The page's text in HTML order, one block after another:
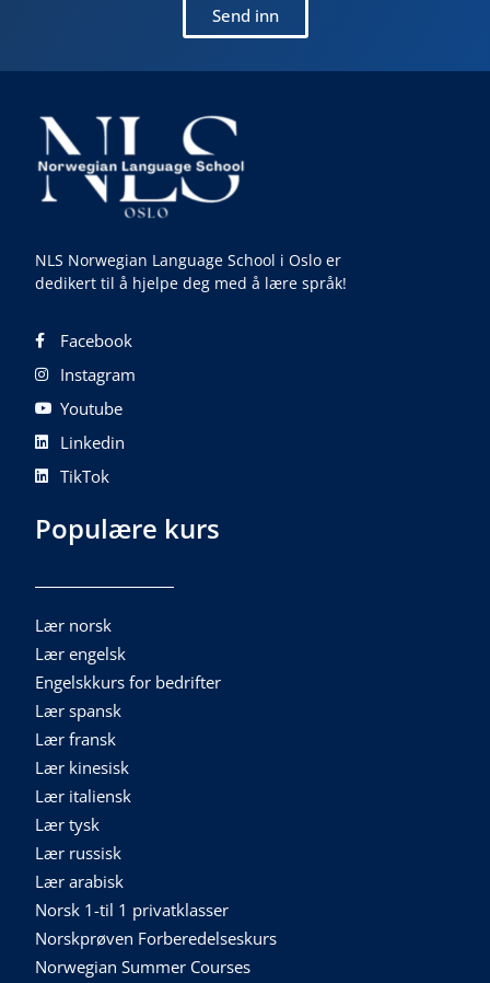
Send inn
NLS Norwegian Language School i Oslo er
dedikert til å hjelpe deg med å lære språk!
Facebook
Instagram
Youtube
Linkedin
TikTok
Populære kurs
Lær norsk
Lær engelsk
Engelskkurs for bedrifter
Lær spansk
Lær fransk
Lær kinesisk
Lær italiensk
Lær tysk
Lær russisk
Lær arabisk
Norsk 1-til 1 privatklasser
Norskprøven Forberedelseskurs
Norwegian Summer Courses